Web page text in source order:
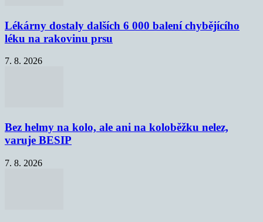
Lékárny dostaly dalších 6 000 balení chybějícího
léku na rakovinu prsu
7. 8. 2026
Bez helmy na kolo, ale ani na koloběžku nelez,
varuje BESIP
7. 8. 2026